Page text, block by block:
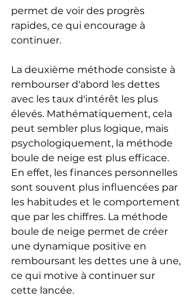
permet de voir des progrès
rapides, ce qui encourage à
continuer.
La deuxième méthode consiste à
rembourser d'abord les dettes
avec les taux d'intérêt les plus
élevés. Mathématiquement, cela
peut sembler plus logique, mais
psychologiquement, la méthode
boule de neige est plus efficace.
En effet, les finances personnelles
sont souvent plus influencées par
les habitudes et le comportement
que par les chiffres. La méthode
boule de neige permet de créer
une dynamique positive en
remboursant les dettes une à une,
ce qui motive à continuer sur
cette lancée.